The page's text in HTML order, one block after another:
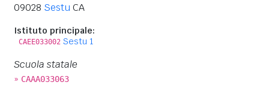
09028 SestuCA
Istituto principale:
CAEE033002 Sestu 1
Scuola statale
» CAAA033063